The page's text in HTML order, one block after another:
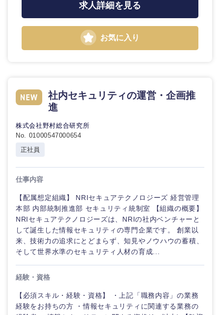
求人詳細を見る
お気に入り
社内セキュリティの運営・企画推
進
株式会社野村総合研究所
No. 01000547000654
正社員
仕事内容
【配属想定組織】 NRIセキュアテクノロジーズ 経営管理
本部 内部統制推進部 セキュリティ統制室 【組織の概要】
NRIセキュアテクノロジーズは、NRIの社内ベンチャーと
して誕生した情報セキュリティの専門企業です。 創業以
来、技術力の追求にとどまらず、知見やノウハウの蓄積、
そして世界水準のセキュリティ人材の育成...
経験・資格
【必須スキル・経験・資格】 ・上記「職務内容」の業務
経験をお持ちの方 ・情報セキュリティに関連する業務の